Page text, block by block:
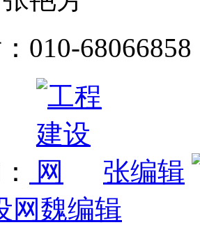
010-68066858
张编辑
魏编辑